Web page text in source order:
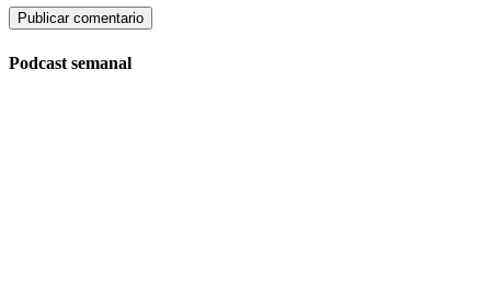
Podcast semanal